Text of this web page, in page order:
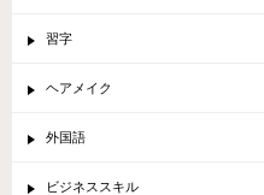
習字
ヘアメイク
外国語
ビジネススキル